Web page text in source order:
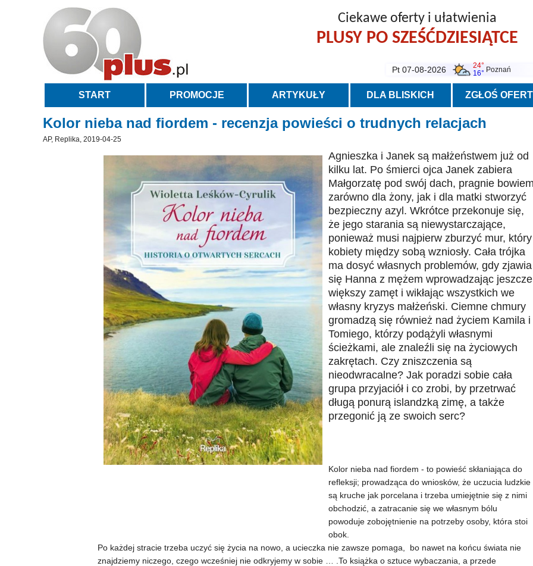
Ciekawe oferty i ułatwienia
PLUSY PO SZEŚĆDZIESIĄTCE
Pt 07-08-2026
24°
16° Poznań
START PROMOCJE ARTYKUŁY DLA BLISKICH ZGŁOŚ
Kolor nieba nad fiordem - recenzja powieści o trudnych relacjach
AP, Replika, 2019-04-25
Agnieszka i Janek są małżeństwem już od
kilku lat. Po śmierci ojca Janek zabiera
Małgorzatę pod swój dach, pragnie
zarówno dla żony, jak i dla matki stworzyć
bezpieczny azyl. Wkrótce przekonuje się,
że jego starania są niewystarczające,
ponieważ musi najpierw zburzyć mur, który
kobiety między sobą wzniosły. Cała trójka
ma dosyć własnych problemów, gdy zjawia
się Hanna z mężem wprowadzając jeszcze
większy zamęt i wikłając wszystkich we
własny kryzys małżeński. Ciemne chmury
gromadzą się również nad życiem Kamila i
Tomiego, którzy podążyli własnymi
ścieżkami, ale znaleźli się na życiowych
zakrętach. Czy zniszczenia są
nieodwracalne? Jak poradzi sobie cała
grupa przyjaciół i co zrobi, by przetrwać
długą ponurą islandzką zimę, a także
przegonić ją ze swoich serc?
Kolor nieba nad fiordem - to powieść skłaniająca do
refleksji; prowadząca do wniosków, że uczucia ludzkie
są kruche jak porcelana i trzeba umiejętnie się z nimi
obchodzić, a zatracanie się we własnym bólu
powoduje zobojętnienie na potrzeby osoby, która stoi
obok.
Po każdej stracie trzeba uczyć się życia na nowo, a ucieczka nie zawsze pomaga, bo nawet na końcu świata nie
znajdziemy niczego, czego wcześniej nie odkryjemy w sobie … .To książka o sztuce wybaczania, a przede